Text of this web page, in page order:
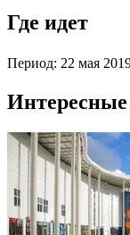
Где идет
Период: 22 мая
Интересные